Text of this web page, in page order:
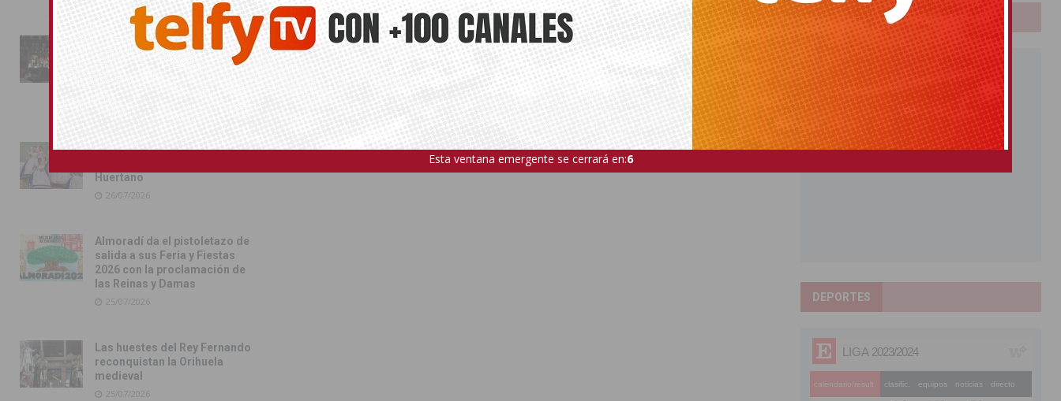
Pilar de la Horadada
conmemora con emoción el
40º aniversario de su
independencia como municipio
31/07/2026
Almoradí presume de raíces
Huertano
26/07/2026
Almoradí da el pistoletazo de
salida a sus Feria y Fiestas
2026 con la proclamación de
las Reinas y Damas
25/07/2026
Las huestes del Rey Fernando
reconquistan la Orihuela
medieval
25/07/2026
PUBLICIDAD
DEPORTES
Esta ventana emergente se cerrará en:5